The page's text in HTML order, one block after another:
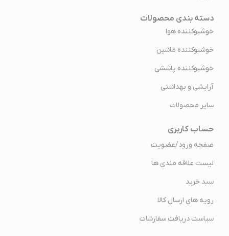
دسته بندی محصولات
خوشبوکننده هوا
خوشبوکننده ماشین
خوشبوکننده پاششی
آرایشی و بهداشتی
سایر محصولات
حساب کاربری
صفحه ورود/عضویت
لیست علاقه مندی ها
سبد خرید
رویه های ارسال کالا
سیاست دریافت سفارشات